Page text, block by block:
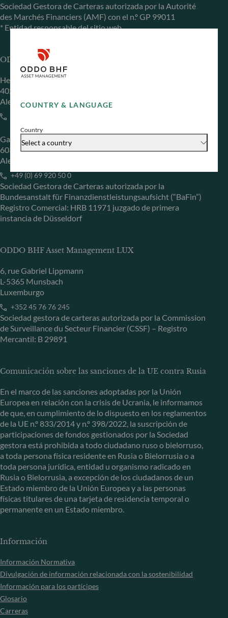
COUNTRY & LANGUAGE
Country
Select a country
Sociedad Gestora de Carteras autorizada por la Autorité
des Marchés Financiers (AMF) con el n.º GP 99011
* Entidad responsable del sitio web
ODDO BHF Asset Management GmbH
Herzogstraße 15
40217 Düsseldorf
Alemania
Gallusanlage 8
60329 Frankfurt am Main
Alemania
+49 (0) 69 920 50 0
Sociedad Gestora de Carteras autorizada por la
Bundesanstalt für Finanzdienstleistungsaufsicht (“BaFin”)
Registro Comercial: HRB 11971 juzgado de primera
instancia de Düsseldorf
ODDO BHF Asset Management LUX
6, rue Gabriel Lippmann
L-5365 Munsbach
Luxemburgo
+352 45 76 76 245
Sociedad gestora de carteras autorizada por la Commission
de Surveillance du Secteur Financier (CSSF) – Registro
Mercantil: B 29891
Comunicación sobre las sanciones de la UE contra Rusia
En el marco de las sanciones adoptadas por la Unión
Europea en relación con la crisis de Ucrania, le informamos
de que, en cumplimiento de lo dispuesto en los reglamentos
de la UE n.º 833/2014 y n.º 398/2022, la suscripción de
participaciones de fondos gestionados por la Sociedad
gestora está prohibida a todo ciudadano ruso o bielorruso,
a toda persona física residente en Rusia o Bielorrusia o a
toda persona jurídica, entidad u organismo radicado en
Rusia o Bielorrusia, a excepción de los ciudadanos de un
Estado miembro de la Unión Europea y a las personas
físicas titulares de una tarjeta de residencia temporal o
permanente en un Estado miembro.
Información
Información Normativa
Divulgación de información relacionada con la sostenibilidad
Información para los partícipes
Glosario
Carreras